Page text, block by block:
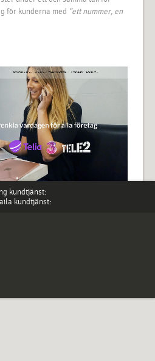
för kunderna med ”ett nummer, en
kundtjänst:
kundtjänst: